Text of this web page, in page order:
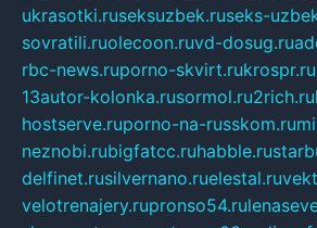
ukrasotki.ruseksuzbek.ruseks-
sovratili.ruolecoon.ruvd-dosug.ru
rbc-news.ruporno-skvirt.rukrospr.ru
13autor-kolonka.rusormol.ru2rich.ru
hostserve.ruporno-na-russkom.ru
neznobi.rubigfatcc.ruhabble.ru
delfinet.rusilvernano.ruelestal.ru
velotrenajery.rupronso54.ru